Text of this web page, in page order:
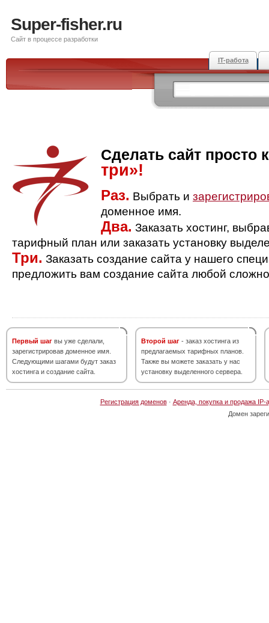
Super-fisher.ru
Сайт в процессе разработки
IT-работа
Сделать сайт просто
три»!
Раз. Выбрать и
доменное имя.
Два. Заказать хостинг,
тарифный план или заказать установку
Три. Заказать создание сайта у нашего
предложить вам создание сайта любой
Первый шаг вы уже сделали,
зарегистрировав доменное имя.
Следующими шагами будут заказ
хостинга и создание сайта.
Второй шаг - заказ хостинга из
предлагаемых тарифных планов.
Также вы можете заказать у нас
установку выделенного сервера.
Регистрация доменов· Аренда, покупка и продажа IP-
Домен